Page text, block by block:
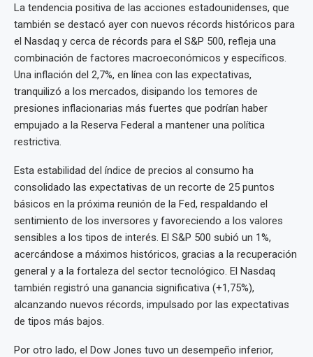
La tendencia positiva de las acciones estadounidenses, que
también se destacó ayer con nuevos récords históricos para
el Nasdaq y cerca de récords para el S&P 500, refleja una
combinación de factores macroeconómicos y específicos.
Una inflación del 2,7%, en línea con las expectativas,
tranquilizó a los mercados, disipando los temores de
presiones inflacionarias más fuertes que podrían haber
empujado a la Reserva Federal a mantener una política
restrictiva.
Esta estabilidad del índice de precios al consumo ha
consolidado las expectativas de un recorte de 25 puntos
básicos en la próxima reunión de la Fed, respaldando el
sentimiento de los inversores y favoreciendo a los valores
sensibles a los tipos de interés. El S&P 500 subió un 1%,
acercándose a máximos históricos, gracias a la recuperación
general y a la fortaleza del sector tecnológico. El Nasdaq
también registró una ganancia significativa (+1,75%),
alcanzando nuevos récords, impulsado por las expectativas
de tipos más bajos.
Por otro lado, el Dow Jones tuvo un desempeño inferior,